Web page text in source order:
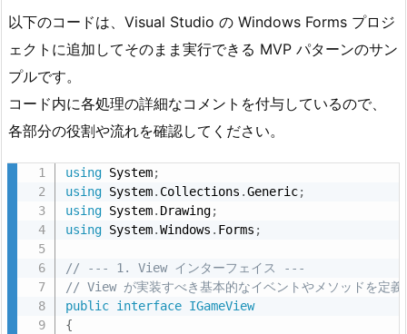
4.
ア
イ
リ
ア
ス
設
定
追
加
以下のコードは、Visual Studio の Windows Forms プロジ
ェクトに追加してそのまま実行できる MVP パターンのサン
プルです。
コード内に各処理の詳細なコメントを付与しているので、
各部分の役割や流れを確認してください。
using System;
using System. Collections .Generic;
using System. Drawing;
using System.Windows . Forms ;
// --- 1. View インターフェイス ---
// View が実装すべき基本的なイベントやメソッドを定義
public interface IGameView
{